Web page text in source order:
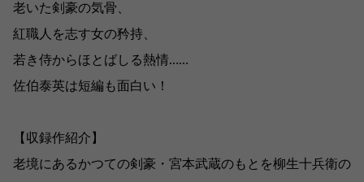
老いた剣豪の気骨、
紅職人を志す女の矜持、
若き侍からほとばしる熱情……
佐伯泰英は短編も面白い！
【収録作紹介】
老境にあるかつての剣豪・宮本武蔵のもとを柳生十兵衛の